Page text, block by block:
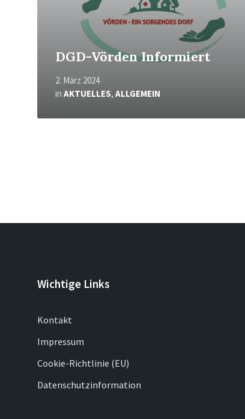
DGD-Vörden Informiert
2. März 2024
in AKTUELLES, ALLGEMEIN
Wichtige Links
Kontakt
Impressum
Cookie-Richtlinie (EU)
Datenschutzinformation